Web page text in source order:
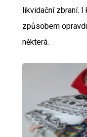
likvidační zbraní.
způsobem
některá.